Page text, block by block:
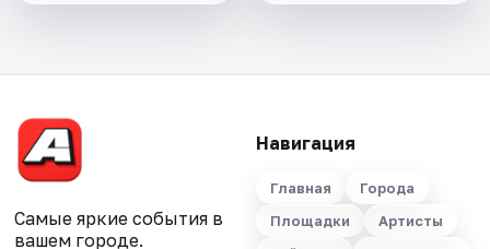
Самые яркие события в
вашем городе.
Навигация
Главная
Города
Площадки
Артисты